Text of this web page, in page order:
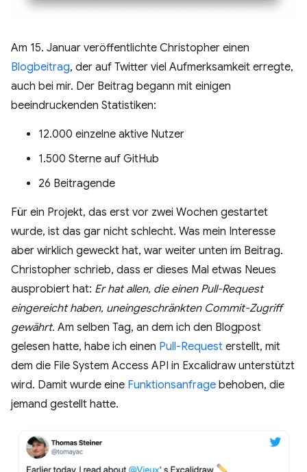
Am 15. Januar veröffentlichte Christopher einen
Blogbeitrag, der auf Twitter viel Aufmerksamkeit erregte,
auch bei mir. Der Beitrag begann mit einigen
beeindruckenden Statistiken:
12.000 einzelne aktive Nutzer
1.500 Sterne auf GitHub
26 Beitragende
Für ein Projekt, das erst vor zwei Wochen gestartet
wurde, ist das gar nicht schlecht. Was mein Interesse
aber wirklich geweckt hat, war weiter unten im Beitrag.
Christopher schrieb, dass er dieses Mal etwas Neues
ausprobiert hat: Er hat allen, die einen Pull-Request
eingereicht haben, uneingeschränkten Commit-Zugriff
gewährt. Am selben Tag, an dem ich den Blogpost
gelesen hatte, habe ich einen Pull-Request erstellt, mit
dem die File System Access API in Excalidraw unterstützt
wird. Damit wurde eine Funktionsanfrage behoben, die
jemand gestellt hatte.